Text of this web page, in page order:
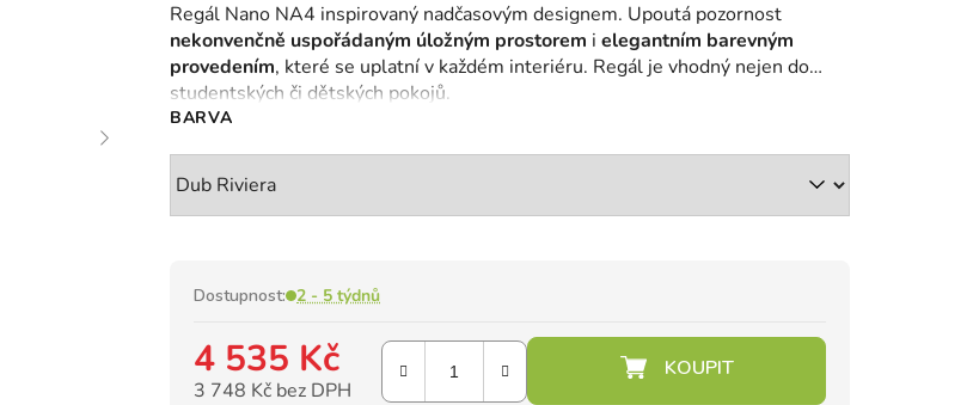
produktu
je
0,0
z
5
hvězdiček.
Regál Nano NA4 inspirovaný nadčasovým designem. Upoutá pozornost
nekonvenčně uspořádaným úložným prostorem i elegantním barevným
provedením, které se uplatní v každém interiéru. Regál je vhodný nejen do
studentských či dětských pokojů.
BARVA
Dostupnost: 2 - 5 týdnů
4 535 Kč
3 748 Kč bez DPH